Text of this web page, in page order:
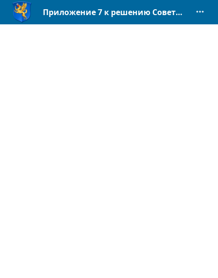
Приложение 7 к решению Совета ФТ № 1-15.110.pdf